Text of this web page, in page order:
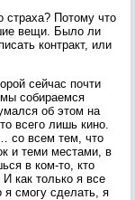
страха? Потому что
вещи. Было ли
контракт, или
сейчас почти
собираемся
об этом на
всего лишь кино.
со всем тем, что
и теми местами, в
в ком-то, кто
как только я все
я смогу сделать, я